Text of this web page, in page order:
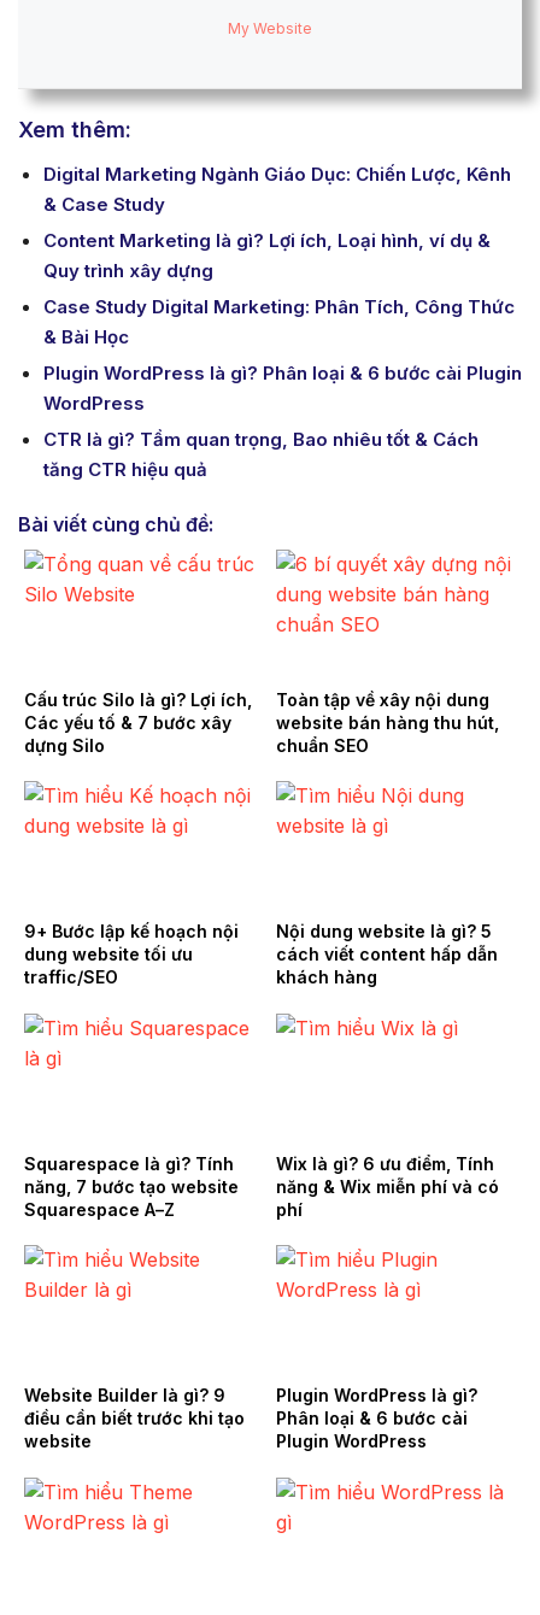
My Website
Xem thêm:
Digital Marketing Ngành Giáo Dục: Chiến Lược, Kênh
& Case Study
Content Marketing là gì? Lợi ích, Loại hình, ví dụ &
Quy trình xây dựng
Case Study Digital Marketing: Phân Tích, Công Thức
& Bài Học
Plugin WordPress là gì? Phân loại & 6 bước cài Plugin
WordPress
CTR là gì? Tầm quan trọng, Bao nhiêu tốt & Cách
tăng CTR hiệu quả
Bài viết cùng chủ đề:
Cấu trúc Silo là gì? Lợi ích,
Các yếu tố & 7 bước xây
dựng Silo
Toàn tập về xây nội dung
website bán hàng thu hút,
chuẩn SEO
9+ Bước lập kế hoạch nội
dung website tối ưu
traffic/SEO
Nội dung website là gì? 5
cách viết content hấp dẫn
khách hàng
Squarespace là gì? Tính
năng, 7 bước tạo website
Squarespace A–Z
Wix là gì? 6 ưu điểm, Tính
năng & Wix miễn phí và có
phí
Website Builder là gì? 9
điều cần biết trước khi tạo
website
Plugin WordPress là gì?
Phân loại & 6 bước cài
Plugin WordPress